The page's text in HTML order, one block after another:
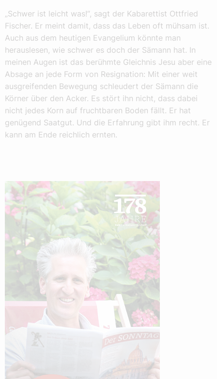
„Schwer ist leicht was!“, sagt der Kabarettist Ottfried
Fischer. Er meint damit, dass das Leben oft mühsam ist.
Auch aus dem heutigen Evangelium könnte man
herauslesen, wie schwer es doch der Sämann hat. In
meinen Augen ist das berühmte Gleichnis Jesu aber eine
Absage an jede Form von Resignation: Mit einer weit
ausgreifenden Bewegung schleudert der Sämann die
Körner über den Acker. Es stört ihn nicht, dass dabei
nicht jedes Korn auf fruchtbaren Boden fällt. Er hat
genügend Saatgut. Und die Erfahrung gibt ihm recht. Er
kann am Ende reichlich ernten.